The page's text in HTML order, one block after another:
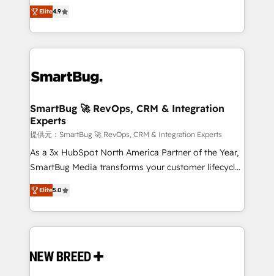
run your revenue process. Sales, marketing, and
service wired together. ➤ AI and Integrations: Layer
tune-ups, feature rollouts, adoption coaching. Buying
HubSpot, switching to it, or reviving a stale portal?
We are built for the work.
ティブ・エージェンシーとして、HubSpot Eliteの実装
力で顧客フロント業務を再設計します。 💡 100inc は何
をする会社か？ HubSpotを共通基盤に、AIエージェン
トを組み込んだ顧客フロント業務（マーケティング・営
ィブ・エージェンシーです。事業部・グループ会社・部
を、CRMを軸とした全社共通基盤に再構築します。意
思決定者・PMO・現場担当者に並走します。 1️⃣
HubSpot導入・活用支援 顧客データの一元化から、
GTMの見える化・自動化まで。全Hub統合運用、デー
タ品質設計、グループ横断のCRM統合に対応します。
の一部をAIが自律実行する組織への移行を設計・実装。
Breeze・Claude等をHubSpotと連携させ、役割定義・
革を、構想から実装・定着までPMOとして主導。「設
Elite4.9
SmartBug 🚀 RevOps, CRM & Integration
Experts
提供元：SmartBug 🚀 RevOps, CRM & Integration Experts
As a 3x HubSpot North America Partner of the Year,
SmartBug Media transforms your customer lifecycle
into a revenue engine. Our unified ecosystem
includes specialized divisions Globalia (AI &
Software) and Point Success Media (Paid Media),
making this the official home for all three brands. 🔄
and system integrations powered by Globalia’s
Elite5.0